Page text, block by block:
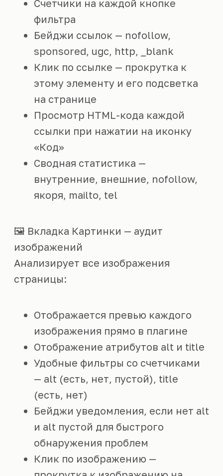
Счетчики на каждой кнопке
фильтра
Бейджи ссылок — nofollow,
sponsored, ugc, http, _blank
Клик по ссылке — прокрутка к
этому элементу и его подсветка
на странице
Просмотр HTML-кода каждой
ссылки при нажатии на иконку
«Код»
Сводная статистика —
внутренние, внешние, nofollow,
якоря, mailto, tel
🖼️ Вкладка Картинки — аудит
изображений
Анализирует все изображения
страницы:
Отображается превью каждого
изображения прямо в плагине
Отображение атрибутов alt и title
Удобные фильтры со счетчиками
— alt (есть, нет, пустой), title
(есть, нет)
Бейджи уведомления, если нет alt
и alt пустой для быстрого
обнаружения проблем
Клик по изображению —